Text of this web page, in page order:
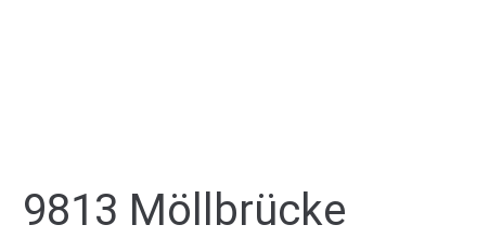
9813 Möllbrücke